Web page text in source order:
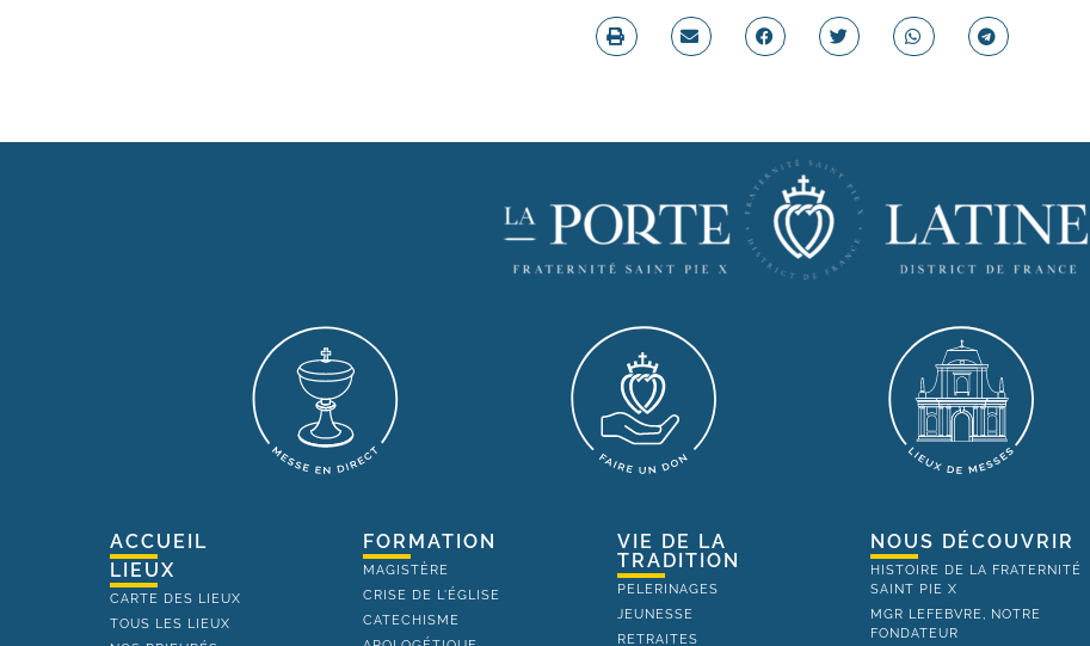
ACCUEIL
LIEUX
CARTE DES LIEUX
TOUS LES LIEUX
FORMATION
MAGISTÈRE
CRISE DE L'ÉGLISE
CATECHISME
VIE DE LA
TRADITION
PELERINAGES
JEUNESSE
RETRAITES
NOUS DÉCOUVRIR
HISTOIRE DE LA FRATERNITÉ
SAINT PIE X
MGR LEFEBVRE, NOTRE
FONDATEUR